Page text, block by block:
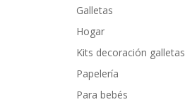
Galletas
Hogar
Kits decoración galletas
Papelería
Para bebés